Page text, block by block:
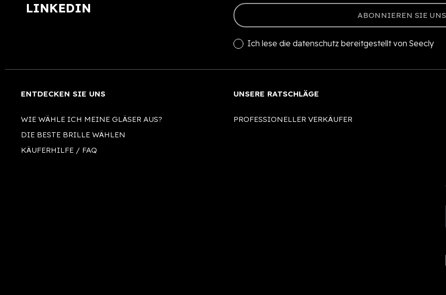
LINKEDIN
ABONNIEREN SIE
Ich lese die datenschutz bereitgestellt von Seecly
ENTDECKEN SIE UNS
WIE WÄHLE ICH MEINE GLÄSER AUS?
DIE BESTE BRILLE WÄHLEN
KÄUFERHILFE / FAQ
UNSERE RATSCHLÄGE
PROFESSIONELLER VERKÄUFER